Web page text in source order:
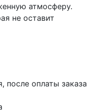
атмосферу.
не оставит
после оплаты заказа